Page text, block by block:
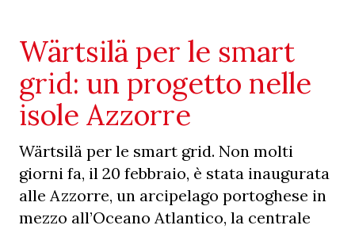
Wärtsilä per le smart
grid: un progetto nelle
isole Azzorre
Wärtsilä per le smart grid. Non molti
giorni fa, il 20 febbraio, è stata inaugurata
alle Azzorre, un arcipelago portoghese in
mezzo all’Oceano Atlantico, la centrale